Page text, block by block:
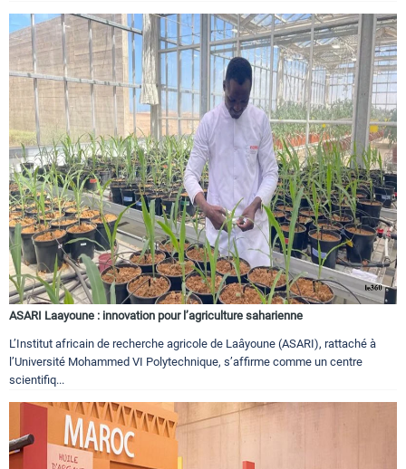
ASARI Laayoune : innovation pour l’agriculture saharienne
L’Institut africain de recherche agricole de Laâyoune (ASARI), rattaché à
l’Université Mohammed VI Polytechnique, s’affirme comme un centre
scientifiq...